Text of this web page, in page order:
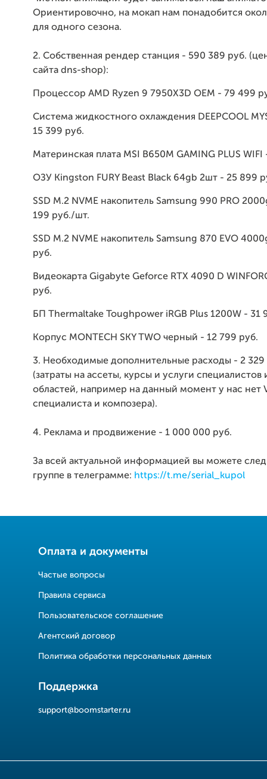
Ориентировочно, на мокап нам понадобится
для одного сезона.
2. Собственная рендер станция - 590 389 руб.
сайта dns-shop):
Процессор AMD Ryzen 9 7950X3D OEM - 79 499
Система жидкостного охлаждения DEEPCOOL
15 399 руб.
Материнская плата MSI B650M GAMING PLUS
ОЗУ Kingston FURY Beast Black 64gb 2шт - 25 899
SSD M.2 NVME накопитель Samsung 990 PRO
199 руб./шт.
SSD M.2 NVME накопитель Samsung 870 EVO
руб.
Видеокарта Gigabyte Geforce RTX 4090 D
руб.
БП Thermaltake Toughpower iRGB Plus 1200W - 31
Корпус MONTECH SKY TWO черный - 12 799 руб.
3. Необходимые дополнительные расходы - 2 329
(затраты на ассеты, курсы и услуги специалистов
областей, например на данный момент у нас нет
специалиста и композера).
4. Реклама и продвижение - 1 000 000 руб.
За всей актуальной информацией вы можете
группе в телеграмме: https://t.me/serial_kupol
Оплата и документы
Частые вопросы
Правила сервиса
Пользовательское соглашение
Агентский договор
Политика обработки персональных данных
Поддержка
support@boomstarter.ru